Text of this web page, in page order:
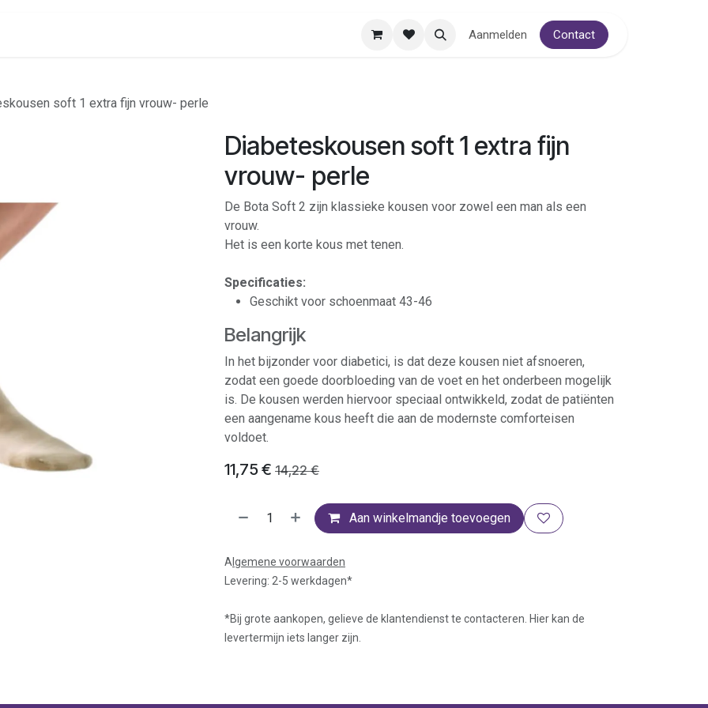
Aanmelden Contact
soft 1 extra fijn vrouw- perle
Diabeteskousen soft 1 extra fijn
vrouw- perle
De Bota Soft 2 zijn klassieke kousen voor zowel een man als een
vrouw.
Het is een korte kous met tenen.
Specificaties:
Geschikt voor schoenmaat 43-46
Belangrijk
In het bijzonder voor diabetici, is dat deze kousen niet afsnoe­ren,
zodat een goede doorbloeding van de voet en het onderbeen moge­lijk
is. De kousen werden hiervoor speciaal ontwikkeld, zodat de patiënten
een aangename kous heeft die aan de modernste com­forteisen
voldoet.
11,75 € 14,22€
Aan winkelmandje toevoegen
A lgemene voorwaarden
Levering: 2-5 werkdagen*
*Bij grote aankopen, gelieve de klantendienst te contacteren. Hier kan de
levertermijn iets langer zijn.